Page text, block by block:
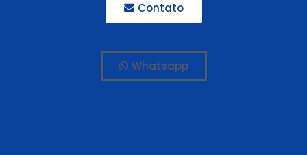
Contato
Whatsapp